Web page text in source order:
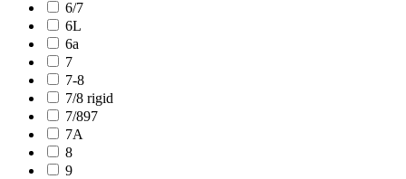
6/7
6L
6a
7
7-8
7/8 rigid
7/897
7A
8
9